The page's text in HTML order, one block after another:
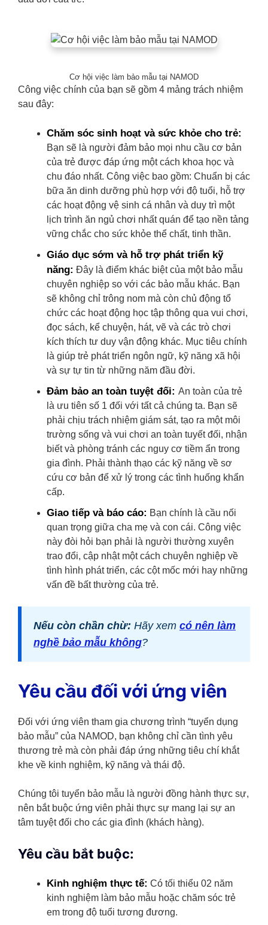
Cơ hội việc làm bảo mẫu tại NAMOD
Công việc chính của bạn sẽ gồm 4 mảng trách nhiệm
sau đây:
Chăm sóc sinh hoạt và sức khỏe cho trẻ:
Bạn sẽ là người đảm bảo mọi nhu cầu cơ bản
của trẻ được đáp ứng một cách khoa học và
chu đáo nhất. Công việc bao gồm: Chuẩn bị các
bữa ăn dinh dưỡng phù hợp với độ tuổi, hỗ trợ
các hoạt động vệ sinh cá nhân và duy trì một
lịch trình ăn ngủ chơi nhất quán để tạo nền tảng
vững chắc cho sức khỏe thể chất, tinh thần.
Giáo dục sớm và hỗ trợ phát triển kỹ
năng: Đây là điểm khác biệt của một bảo mẫu
chuyên nghiệp so với các bảo mẫu khác. Bạn
sẽ không chỉ trông nom mà còn chủ động tổ
chức các hoạt động học tập thông qua vui chơi,
đọc sách, kể chuyện, hát, vẽ và các trò chơi
kích thích tư duy vận động khác. Mục tiêu chính
là giúp trẻ phát triển ngôn ngữ, kỹ năng xã hội
và sự tự tin từ những năm đầu đời.
Đảm bảo an toàn tuyệt đối: An toàn của trẻ
là ưu tiên số 1 đối với tất cả chúng ta. Bạn sẽ
phải chịu trách nhiệm giám sát, tạo ra một môi
trường sống và vui chơi an toàn tuyết đối, nhận
biết và phòng tránh các nguy cơ tiềm ẩn trong
gia đình. Phải thành thạo các kỹ năng về sơ
cứu cơ bản để xử lý trong các tình huống khẩn
cấp.
Giao tiếp và báo cáo: Bạn chính là cầu nối
quan trọng giữa cha mẹ và con cái. Công việc
này đòi hỏi bạn phải là người thường xuyên
trao đổi, cập nhật một cách chuyên nghiệp về
tình hình phát triển, các cột mốc mới hay những
vấn đề bất thường của trẻ.
Nếu còn chần chừ: Hãy xem có nên làm
nghề bảo mẫu không?
Yêu cầu đối với ứng viên
Đối với ứng viên tham gia chương trình “tuyển dụng
bảo mẫu” của NAMOD, bạn không chỉ cần tình yêu
thương trẻ mà còn phải đáp ứng những tiêu chí khắt
khe về kinh nghiệm, kỹ năng và thái độ.
Chúng tôi tuyển bảo mẫu là người đồng hành thực sự,
nên bắt buộc ứng viên phải thực sự mang lại sự an
tâm tuyệt đối cho các gia đình (khách hàng).
Yêu cầu bắt buộc:
Kinh nghiệm thực tế: Có tối thiểu 02 năm
kinh nghiệm làm bảo mẫu hoặc chăm sóc trẻ
em trong độ tuổi tương đương.